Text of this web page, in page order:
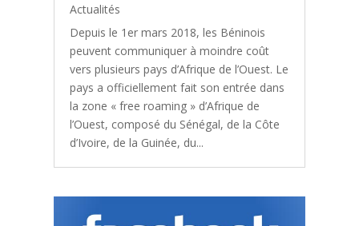
Actualités
Depuis le 1er mars 2018, les Béninois
peuvent communiquer à moindre coût
vers plusieurs pays d’Afrique de l’Ouest. Le
pays a officiellement fait son entrée dans
la zone « free roaming » d’Afrique de
l’Ouest, composé du Sénégal, de la Côte
d’Ivoire, de la Guinée, du...